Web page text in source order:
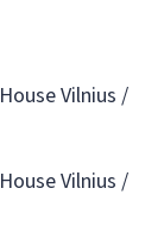
Vilnius /
Vilnius /